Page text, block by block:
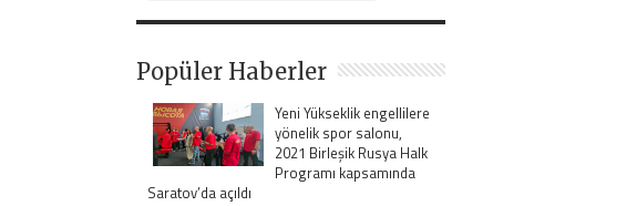
Popüler Haberler
Yeni Yükseklik engellilere
yönelik spor salonu,
2021 Birleşik Rusya Halk
Programı kapsamında
Saratov’da açıldı